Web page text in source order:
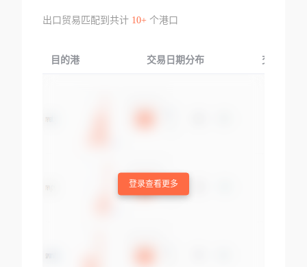
出口贸易匹配到共计 10+个港口
目的港 交易日期分布 交易产品
登录查看更多